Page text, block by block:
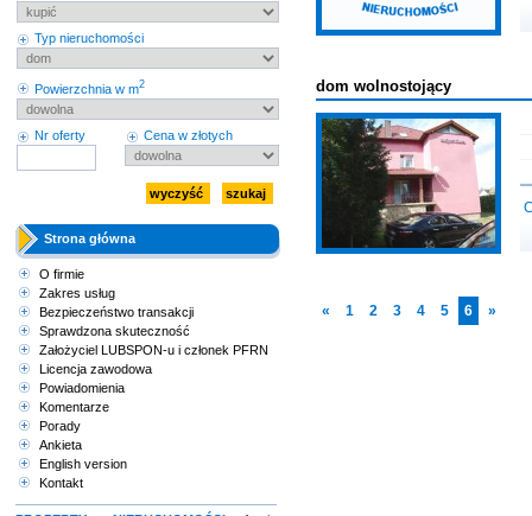
Typ nieruchomości
Powierzchnia w m2
Nr oferty Cena w złotych
Strona główna
O firmie
Zakres usług
Bezpieczeństwo transakcji
Sprawdzona skuteczność
Założyciel LUBSPON-u i członek PFRN
Licencja zawodowa
Powiadomienia
Komentarze
Porady
Ankieta
English version
Kontakt
dom wolnostojący
« 1 2 3 4 5 6 »